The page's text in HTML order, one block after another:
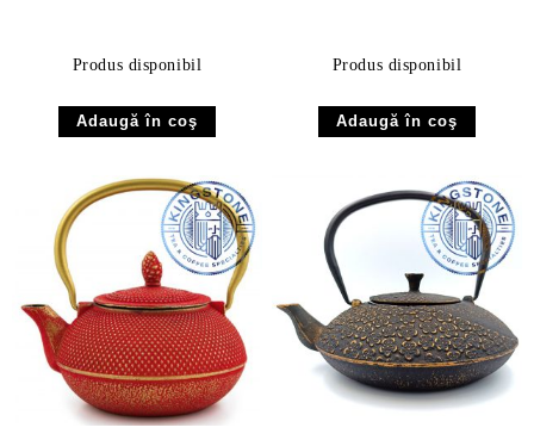
Produs disponibil Produs disponibil